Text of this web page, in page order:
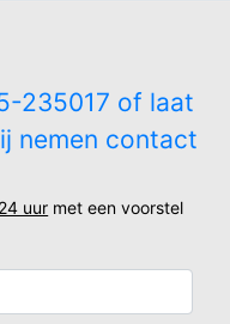
235017 of laat
nemen contact
uur met een voorstel